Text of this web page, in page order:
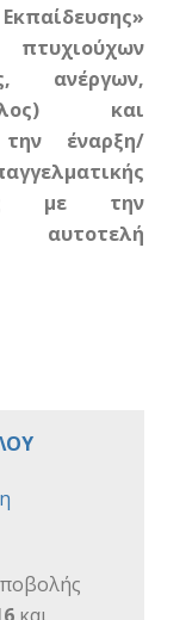
πτυχιούχων
ανέργων,
και
έναρξη/
με την